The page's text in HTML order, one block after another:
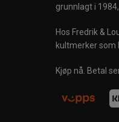
grunnlagt i
Hos Fredrik &
kultmerker som
Kjøp nå. Betal